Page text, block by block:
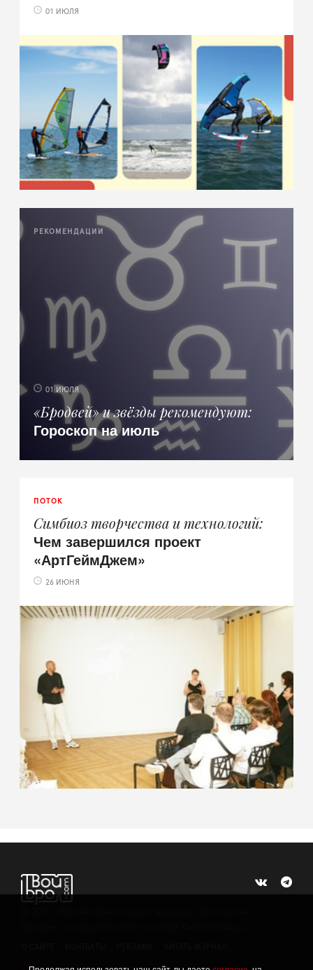
01 ИЮЛЯ
РЕКОМЕНДАЦИИ
01 ИЮЛЯ
«Бродвей» и звёзды рекомендуют
Гороскоп на июль
ПОТОК
Симбиоз творчества и технологий
Чем завершился проект
«АртГеймДжем»
26 ИЮНЯ